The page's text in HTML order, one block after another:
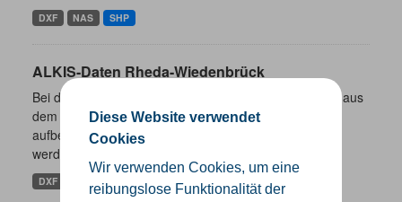
Diese Website verwendet
Cookies
Wir verwenden Cookies, um eine
reibungslose Funktionalität der
DXF NAS SHP
ALKIS-Daten Rheda-Wiedenbrück
Bei den hier bereitgestellten Daten handelt es sich um aus
dem ALKIS-Bestand abgeleitete und entsprechend
aufbereitete und aggregierte Inhalte. Die ALKIS-Daten
werden in den...
DXF